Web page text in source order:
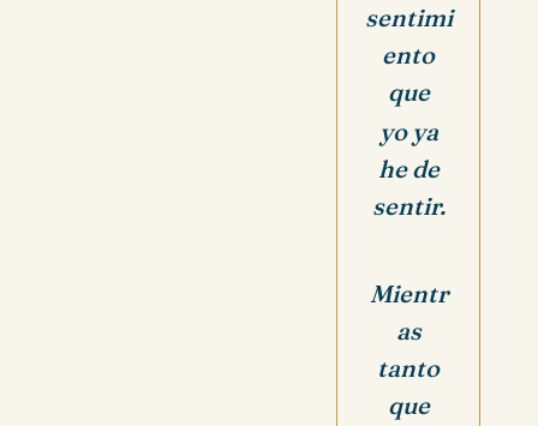
sentimi
ento
que
yo ya
he de
sentir.
Mientr
as
tanto
que